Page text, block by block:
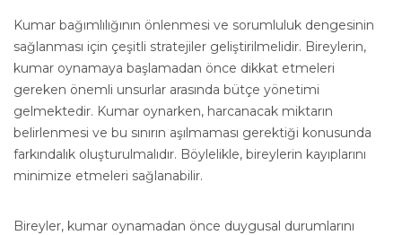
Kumar bağımlılığının önlenmesi ve sorumluluk dengesinin
sağlanması için çeşitli stratejiler geliştirilmelidir. Bireylerin,
kumar oynamaya başlamadan önce dikkat etmeleri
gereken önemli unsurlar arasında bütçe yönetimi
gelmektedir. Kumar oynarken, harcanacak miktarın
belirlenmesi ve bu sınırın aşılmaması gerektiği konusunda
farkındalık oluşturulmalıdır. Böylelikle, bireylerin kayıplarını
minimize etmeleri sağlanabilir.
Bireyler, kumar oynamadan önce duygusal durumlarını